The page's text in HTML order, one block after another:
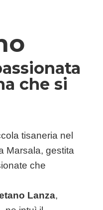
che si
tisaneria nel
Marsala, gestita
che
Lanza,